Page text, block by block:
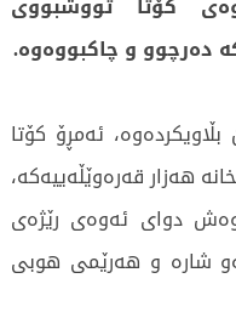
دەرچوو و چاکبووەوە.
ئەمڕۆ کۆتا
هەزار قەرەوێڵەییەکە،
دوای ئەوەی رێژەی
شارە و هەرێمی هوبی